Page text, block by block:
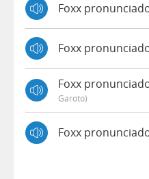
Foxx
Foxx
Foxx
Garoto)
Foxx